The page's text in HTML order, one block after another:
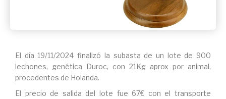
El día 19/11/2024 finalizó la subasta de un lote de 900
lechones, genética Duroc, con 21Kg aprox por animal,
procedentes de Holanda.
El precio de salida del lote fue 67€ con el transporte